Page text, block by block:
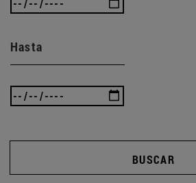
Hasta
BUSCAR